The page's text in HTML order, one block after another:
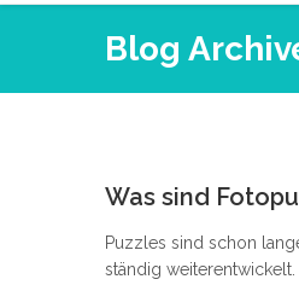
Blog
Was sind
Puzzles sind schon
ständig